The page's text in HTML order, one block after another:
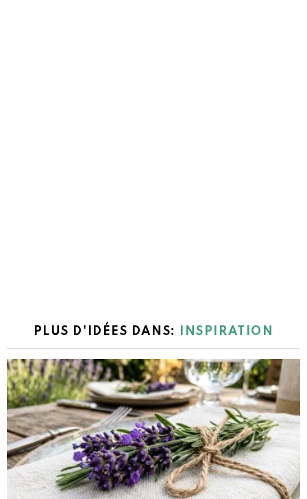
PLUS D'IDÉES DANS: INSPIRATION